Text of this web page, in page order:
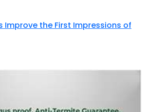
Improve the First Impressions of